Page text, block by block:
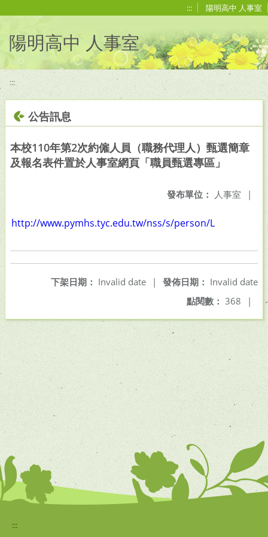
::: 陽明高中 人事室
陽明高中 人事室
:::
公告訊息
本校110年第2次約僱人員（職務代理人）甄選簡章
及報名表件置於人事室網頁「職員甄選專區」
發布單位： 人事室 |
http://www.pymhs.tyc.edu.tw/nss/s/person/L
發佈日期： Invalid date
下架日期： Invalid date
|
點閱數： 368 |
:::